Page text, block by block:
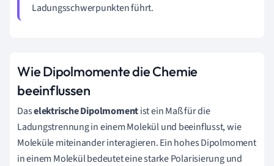
Ladungsschwerpunkten führt.
Wie Dipolmomente die Chemie
beeinflussen
Daselektrische Dipolmomentist ein Maß für die
Ladungstrennung in einem Molekül und beeinflusst, wie
Moleküle miteinander interagieren. Ein hohes Dipolmoment
in einem Molekül bedeutet eine starke Polarisierung und